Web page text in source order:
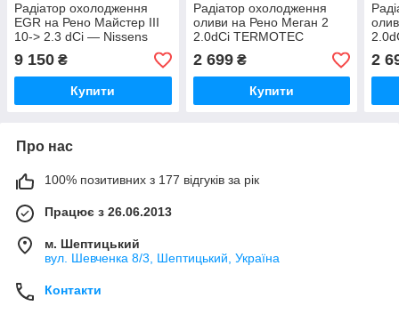
Радіатор охолодження
EGR на Рено Майстер III
10-> 2.3 dCi — Nissens
(Данія) 989287
9 150 ₴
Купити
Радіатор охолодження
оливи на Рено Меган 2
2.0dCi TERMOTEC
(Польща) D4R008TT
2 699₴
Купити
2
Про нас
100% позитивних з 177 відгуків за рік
Працює з 26.06.2013
м. Шептицький
вул. Шевченка 8/3, Шептицький, Україна
Контакти